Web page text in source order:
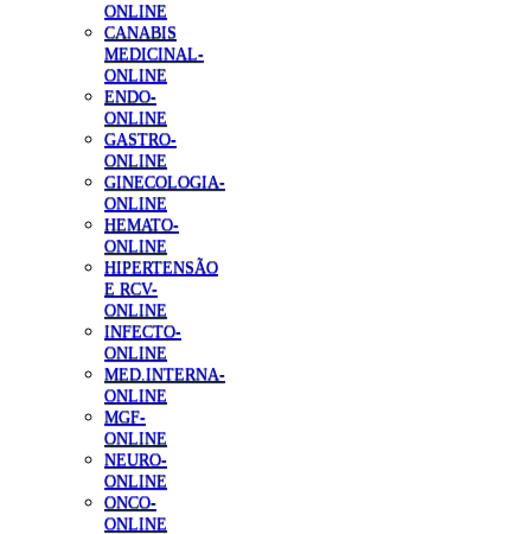
ONLINE
CANABIS
MEDICINAL-
ONLINE
ENDO-
ONLINE
GASTRO-
ONLINE
GINECOLOGIA-
ONLINE
HEMATO-
ONLINE
HIPERTENSÃO
E RCV-
ONLINE
INFECTO-
ONLINE
MED.INTERNA-
ONLINE
MGF-
ONLINE
NEURO-
ONLINE
ONCO-
ONLINE